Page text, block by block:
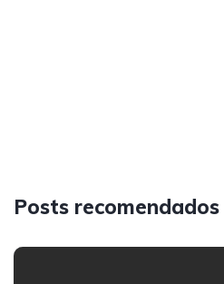
Posts recomendados